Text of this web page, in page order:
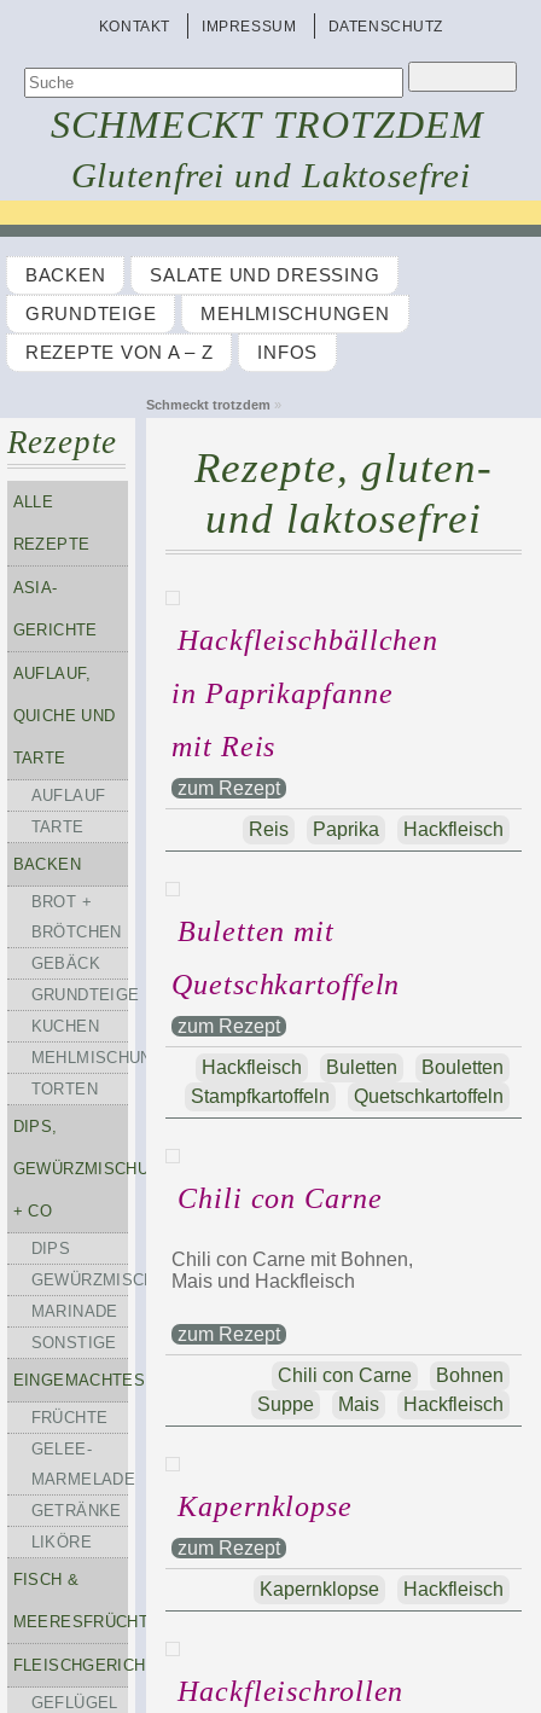
KONTAKT IMPRESSUM DATENSCHUTZ
SCHMECKT TROTZDEM
Glutenfrei und Laktosefrei
BACKEN
SALATE UND DRESSING
GRUNDTEIGE
MEHLMISCHUNGEN
REZEPTE VON A – Z
INFOS
Schmeckt trotzdem »
Rezepte
ALLE
REZEPTE
ASIA-
GERICHTE
AUFLAUF,
QUICHE UND
TARTE
AUFLAUF
TARTE
BACKEN
BROT +
BRÖTCHEN
GEBÄCK
GRUNDTEIGE
KUCHEN
MEHLMISCHUNGEN
TORTEN
DIPS,
GEWÜRZMISCHUNGEN
+ CO
DIPS
GEWÜRZMISCHUNGEN
MARINADE
SONSTIGE
EINGEMACHTES
FRÜCHTE
GELEE-
MARMELADE
GETRÄNKE
LIKÖRE
FISCH &
MEERESFRÜCHTE
FLEISCHGERICHTE
GEFLÜGEL
Rezepte, gluten-
und laktosefrei
Hackfleischbällchen
in Paprikapfanne
mit Reis
zum Rezept
Hackfleisch
Paprika
Reis
Buletten mit
Quetschkartoffeln
zum Rezept
Bouletten
Buletten
Hackfleisch
Quetschkartoffeln
Stampfkartoffeln
Chili con Carne
Chili con Carne mit Bohnen,
Mais und Hackfleisch
zum Rezept
Bohnen
Chili con Carne
Hackfleisch
Mais
Suppe
Kapernklopse
zum Rezept
Hackfleisch
Kapernklopse
Hackfleischrollen